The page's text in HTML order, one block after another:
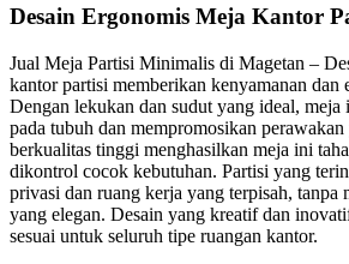
Desain Ergonomis Meja Kantor
Jual Meja Partisi Minimalis di Magetan –
kantor partisi memberikan kenyamanan dan
Dengan lekukan dan sudut yang ideal, meja
pada tubuh dan mempromosikan
berkualitas tinggi menghasilkan meja ini
dikontrol cocok kebutuhan. Partisi yang
privasi dan ruang kerja yang terpisah, tanpa
yang elegan. Desain yang kreatif dan
sesuai untuk seluruh tipe ruangan kantor.